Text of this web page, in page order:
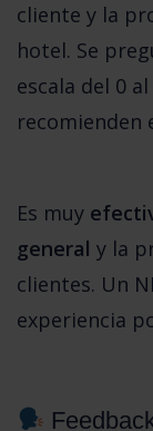
cliente y la
hotel. Se
escala del 0
recomienden
Es muy
general y la
clientes. Un
experiencia